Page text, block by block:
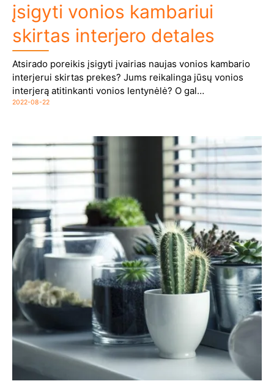
įsigyti vonios kambariui
skirtas interjero detales
Atsirado poreikis įsigyti įvairias naujas vonios kambario
interjerui skirtas prekes? Jums reikalinga jūsų vonios
interjerą atitinkanti vonios lentynėlė? O gal…
2022-08-22